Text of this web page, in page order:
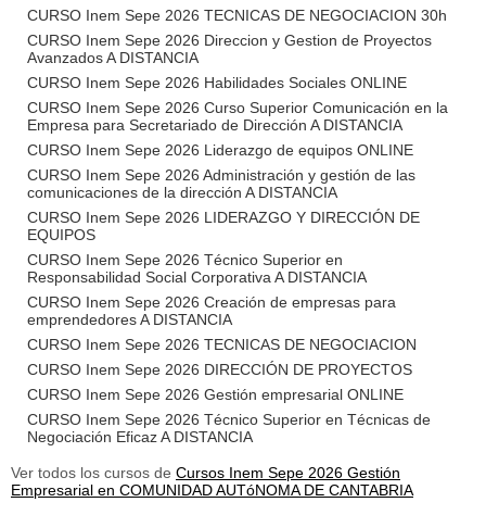
CURSO Inem Sepe 2026 TECNICAS DE NEGOCIACION 30h
CURSO Inem Sepe 2026 Direccion y Gestion de Proyectos
Avanzados A DISTANCIA
CURSO Inem Sepe 2026 Habilidades Sociales ONLINE
CURSO Inem Sepe 2026 Curso Superior Comunicación en la
Empresa para Secretariado de Dirección A DISTANCIA
CURSO Inem Sepe 2026 Liderazgo de equipos ONLINE
CURSO Inem Sepe 2026 Administración y gestión de las
comunicaciones de la dirección A DISTANCIA
CURSO Inem Sepe 2026 LIDERAZGO Y DIRECCIÓN DE
EQUIPOS
CURSO Inem Sepe 2026 Técnico Superior en
Responsabilidad Social Corporativa A DISTANCIA
CURSO Inem Sepe 2026 Creación de empresas para
emprendedores A DISTANCIA
CURSO Inem Sepe 2026 TECNICAS DE NEGOCIACION
CURSO Inem Sepe 2026 DIRECCIÓN DE PROYECTOS
CURSO Inem Sepe 2026 Gestión empresarial ONLINE
CURSO Inem Sepe 2026 Técnico Superior en Técnicas de
Negociación Eficaz A DISTANCIA
Ver todos los cursos de Cursos Inem Sepe 2026 Gestión
Empresarial en COMUNIDAD AUTóNOMA DE CANTABRIA